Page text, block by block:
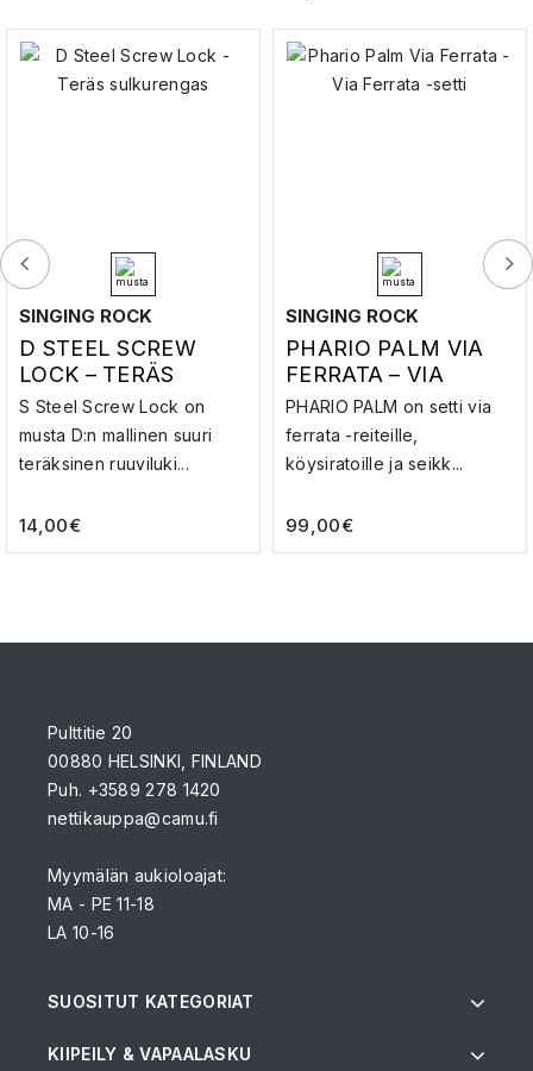
SINGING ROCK
D STEEL SCREW
LOCK – TERÄS
SULKURENGAS
S Steel Screw Lock on
musta D:n mallinen suuri
teräksinen ruuviluki...
14,00€
SINGING ROCK
PHARIO PALM VIA
FERRATA – VIA
FERRATA -SETTI
PHARIO PALM on setti via
ferrata -reiteille,
köysiratoille ja seikk...
99,00€
Pulttitie 20
00880 HELSINKI, FINLAND
Puh. +3589 278 1420
nettikauppa@camu.fi
Myymälän aukioloajat:
MA - PE 11-18
LA 10-16
SUOSITUT KATEGORIAT
KIIPEILY & VAPAALASKU